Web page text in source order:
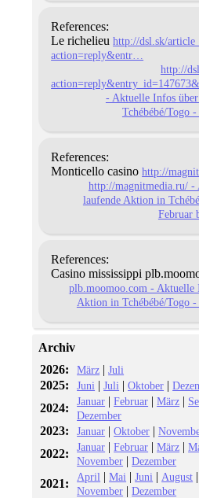
References:
Le richelieuhttp://dsl.sk/
action=reply&entr…
http://
- Aktuelle Infos
Tchébébé/Togo
References:
Monticello casinohttp://
http://magnitmedia.ru/
laufende Aktion in
Februar
References:
Casino mississippi
plb.moomoo.com - Aktuelle
Aktion in Tchébébé/Togo
Archiv
2026:
März |Juli
2025: Juni |Juli |Oktober |
2024: Januar |Februar |März |
Dezember
2023: Januar |Oktober |
2022: Januar |Februar |März |
November |Dezember
2021: April |Mai |Juni | August |
November |Dezember